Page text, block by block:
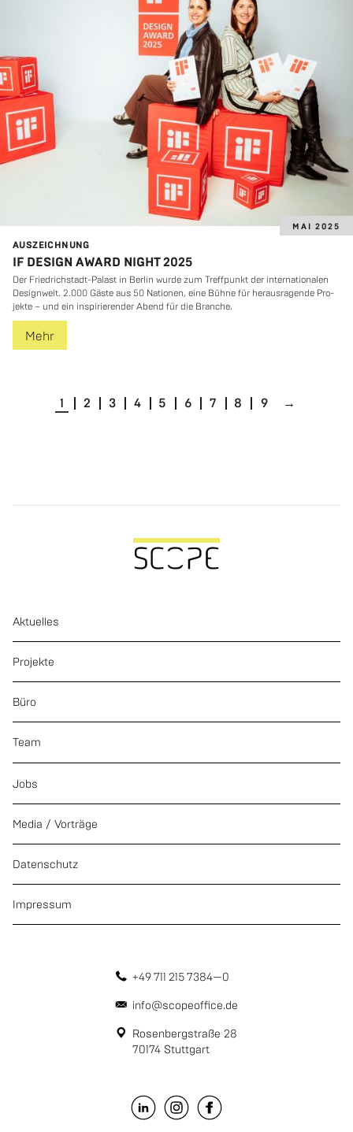
MAI 2025
AUS­ZEICH­NUNG
IF DESIGN AWARD NIGHT 2025
Der Fried­rich­stadt-Pa­last in Ber­lin wurde zum Treff­punkt der in­ter­na­tio­na­len
De­si­gn­welt. 2.000 Gäste aus 50 Na­tio­nen, eine Bühne für her­aus­ra­gen­de Pro­
jek­te – und ein in­spi­rie­ren­der Abend für die Bran­che.
Mehr
1 2 3 4 5 6 7 8 9 →
Aktuelles
Projekte
Büro
Team
Jobs
Media / Vorträge
Datenschutz
Impressum
+49 711 215 7384—0
info@scopeoffice.de
Rosenbergstraße 28
70174 Stuttgart